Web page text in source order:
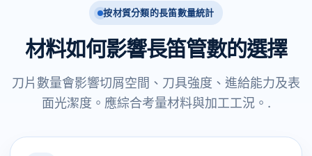
按材質分類的長笛數量統計
材料如何影響長笛管數的選擇
刀片數量會影響切屑空間、刀具強度、進給能力及表
面光潔度。應綜合考量材料與加工工況。.